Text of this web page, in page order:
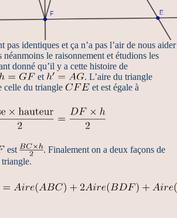
pas identiques et ça n’a pas l’air de nous aider
néanmoins le raisonnement et étudions les
donné qu’il y a cette histoire de
et
. L’aire du triangle
celle du triangle
et est égale à
est
. Finalement on a deux façons de